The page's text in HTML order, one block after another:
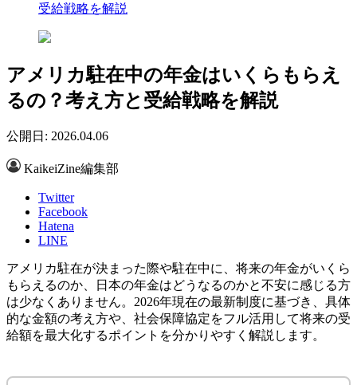
受給戦略を解説
アメリカ駐在中の年金はいくらもらえ
るの？考え方と受給戦略を解説
公開日: 2026.04.06
KaikeiZine編集部
Twitter
Facebook
Hatena
LINE
アメリカ駐在が決まった際や駐在中に、将来の年金がいくら
もらえるのか、日本の年金はどうなるのかと不安に感じる方
は少なくありません。2026年現在の最新制度に基づき、具体
的な金額の考え方や、社会保障協定をフル活用して将来の受
給額を最大化するポイントを分かりやすく解説します。